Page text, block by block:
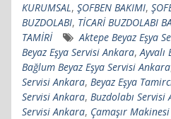
KURUMSAL, ŞOFBEN BAKIMI,
BUZDOLABI, TİCARİ BUZDOLABI
TAMİRİ
Aktepe Beyaz Eşya
Beyaz Eşya Servisi Ankara,Ayvalı
Bağlum Beyaz Eşya Servisi Ankara
Servisi Ankara, Beyaz Eşya
Servisi Ankara, Buzdolabı Servisi
Servisi Ankara, Çamaşır